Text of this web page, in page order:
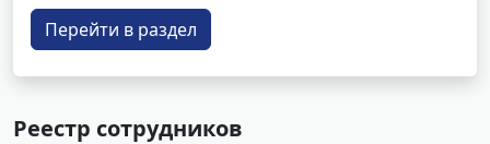
Перейти в раздел
Реестр сотрудников